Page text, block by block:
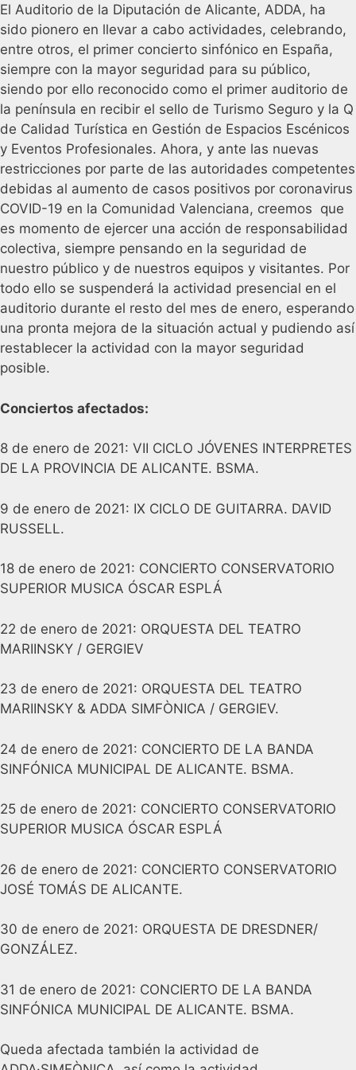
El Auditorio de la Diputación de Alicante, ADDA, ha
sido pionero en llevar a cabo actividades, celebrando,
entre otros, el primer concierto sinfónico en España,
siempre con la mayor seguridad para su público,
siendo por ello reconocido como el primer auditorio de
la península en recibir el sello de Turismo Seguro y la Q
de Calidad Turística en Gestión de Espacios Escénicos
y Eventos Profesionales. Ahora, y ante las nuevas
restricciones por parte de las autoridades competentes
debidas al aumento de casos positivos por coronavirus
COVID-19 en la Comunidad Valenciana, creemos que
es momento de ejercer una acción de responsabilidad
colectiva, siempre pensando en la seguridad de
nuestro público y de nuestros equipos y visitantes. Por
todo ello se suspenderá la actividad presencial en el
auditorio durante el resto del mes de enero, esperando
una pronta mejora de la situación actual y pudiendo así
restablecer la actividad con la mayor seguridad
posible.
Conciertos afectados:
8 de enero de 2021: VII CICLO JÓVENES INTERPRETES
DE LA PROVINCIA DE ALICANTE. BSMA.
9 de enero de 2021: IX CICLO DE GUITARRA. DAVID
RUSSELL.
18 de enero de 2021: CONCIERTO CONSERVATORIO
SUPERIOR MUSICA ÓSCAR ESPLÁ
22 de enero de 2021: ORQUESTA DEL TEATRO
MARIINSKY / GERGIEV
23 de enero de 2021: ORQUESTA DEL TEATRO
MARIINSKY & ADDA SIMFÒNICA / GERGIEV.
24 de enero de 2021: CONCIERTO DE LA BANDA
SINFÓNICA MUNICIPAL DE ALICANTE. BSMA.
25 de enero de 2021: CONCIERTO CONSERVATORIO
SUPERIOR MUSICA ÓSCAR ESPLÁ
26 de enero de 2021: CONCIERTO CONSERVATORIO
JOSÉ TOMÁS DE ALICANTE.
30 de enero de 2021: ORQUESTA DE DRESDNER/
GONZÁLEZ.
31 de enero de 2021: CONCIERTO DE LA BANDA
SINFÓNICA MUNICIPAL DE ALICANTE. BSMA.
Queda afectada también la actividad de